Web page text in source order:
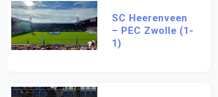
SC Heerenveen
– PEC Zwolle (1-
1)